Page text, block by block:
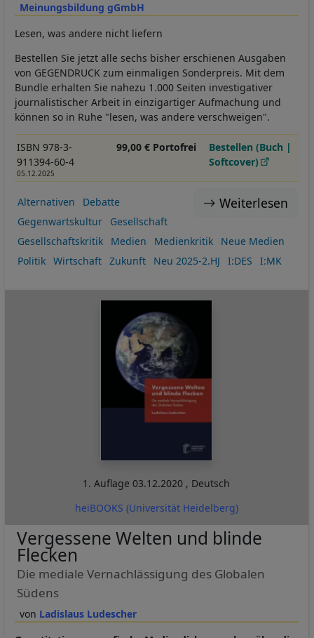
Meinungsbildung gGmbH
Lesen, was andere nicht liefern
Bestellen Sie jetzt alle sechs bisher erschienen Ausgaben
von GEGENDRUCK zum einmaligen Sonderpreis. Mit dem
Bundle erhalten Sie nahezu 1.000 Seiten investigativer
journalistischer Arbeit in einzigartiger Aufmachung und
können so in Ruhe "lesen, was andere verschweigen".
ISBN 978-3-
911394-60-4
05.12.2025
99,00 € Portofrei
Bestellen (Buch |
Softcover)
Weiterlesen
Alternativen
Debatte
Gegenwartskultur
Gesellschaft
Gesellschaftskritik
Medien Medienkritik
Neue Medien
Politik
Wirtschaft Zukunft Neu 2025-2.HJ I:DES I:MK
1. Auflage03.12.2020 , Deutsch
heiBOOKS (Universität Heidelberg)
Ladislaus Ludescher
Vergessene Welten und blinde
Flecken
Die mediale Vernachlässigung des Globalen
Südens